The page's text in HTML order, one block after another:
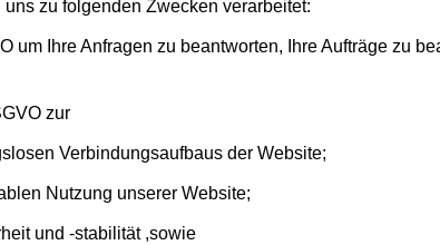
zu folgenden Zwecken verarbeitet:
um Ihre Anfragen zu beantworten, Ihre Aufträge zu
zur
Verbindungsaufbaus der Website;
Nutzung unserer Website;
und -stabilität ,sowie